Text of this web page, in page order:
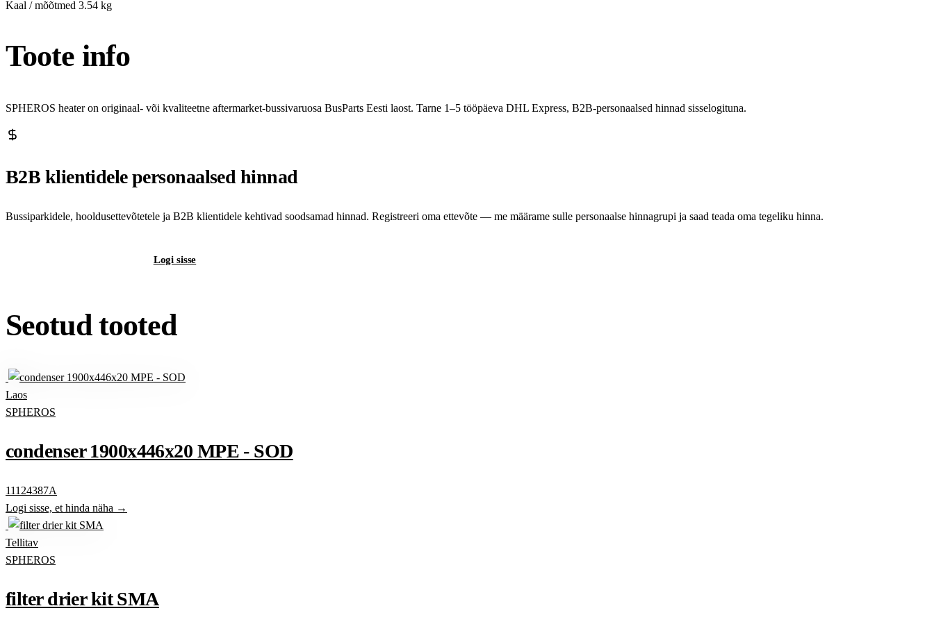
Kaal / mõõtmed 3.54 kg
Toote info
SPHEROS heater on originaal- või kvaliteetne aftermarket-bussivaruosa BusParts Eesti laost. Tarne 1–5 tööpäeva DHL Express, B2B-personaalsed hinnad sisselogituna.
B2B klientidele personaalsed hinnad
Bussiparkidele, hooldusettevõtetele ja B2B klientidele kehtivad soodsamad hinnad. Registreeri oma ettevõte — me määrame sulle personaalse hinnagrupi ja saad teada oma tegeliku hinna.
Logi sisse
Seotud tooted
Laos
SPHEROS
condenser 1900x446x20 MPE - SOD
11124387A
Logi sisse, et hinda näha →
Tellitav
SPHEROS
filter drier kit SMA